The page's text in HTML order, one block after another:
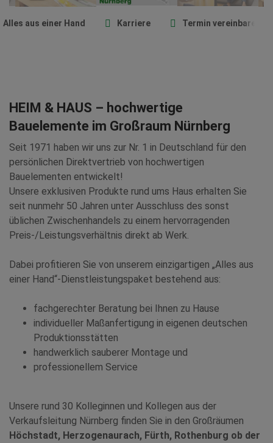
Alles aus einer Hand Karriere Termin vereinbaren
HEIM & HAUS – hochwertige
Bauelemente im Großraum Nürnberg
Seit 1971 haben wir uns zur Nr. 1 in Deutschland für den
persönlichen Direktvertrieb von hochwertigen
Bauelementen entwickelt!
Unsere exklusiven Produkte rund ums Haus erhalten Sie
seit nunmehr 50 Jahren unter Ausschluss des sonst
üblichen Zwischenhandels zu einem hervorragenden
Preis-/Leistungsverhältnis direkt ab Werk.
Dabei profitieren Sie von unserem einzigartigen „Alles aus
einer Hand“-Dienstleistungspaket bestehend aus:
fachgerechter Beratung bei Ihnen zu Hause
individueller Maßanfertigung in eigenen deutschen
Produktionsstätten
handwerklich sauberer Montage und
professionellem Service
Unsere rund 30 Kolleginnen und Kollegen aus der
Verkaufsleitung Nürnberg finden Sie in den Großräumen
Höchstadt, Herzogenaurach, Fürth, Rothenburg ob der